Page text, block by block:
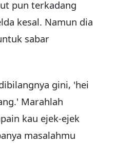
pun terkadang
kesal. Namun dia
sabar
gini, 'hei
Marahlah
kau ejek-ejek
masalahmu